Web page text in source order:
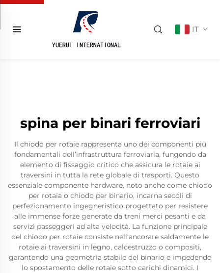
IT
spina per binari ferroviari
Il chiodo per rotaie rappresenta uno dei componenti più
fondamentali dell’infrastruttura ferroviaria, fungendo da
elemento di fissaggio critico che assicura le rotaie ai
traversini in tutta la rete globale di trasporti. Questo
essenziale componente hardware, noto anche come chiodo
per rotaia o chiodo per binario, incarna secoli di
perfezionamento ingegneristico progettato per resistere
alle immense forze generate da treni merci pesanti e da
servizi passeggeri ad alta velocità. La funzione principale
del chiodo per rotaie consiste nell’ancorare saldamente le
rotaie ai traversini in legno, calcestruzzo o compositi,
garantendo una geometria stabile del binario e impedendo
lo spostamento delle rotaie sotto carichi dinamici. I